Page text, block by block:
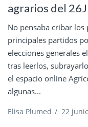
agrarios del 26J
No pensaba cribar
principales partidos
elecciones generales
tras leerlos,
el espacio online
algunas...
Elisa Plumed / 22